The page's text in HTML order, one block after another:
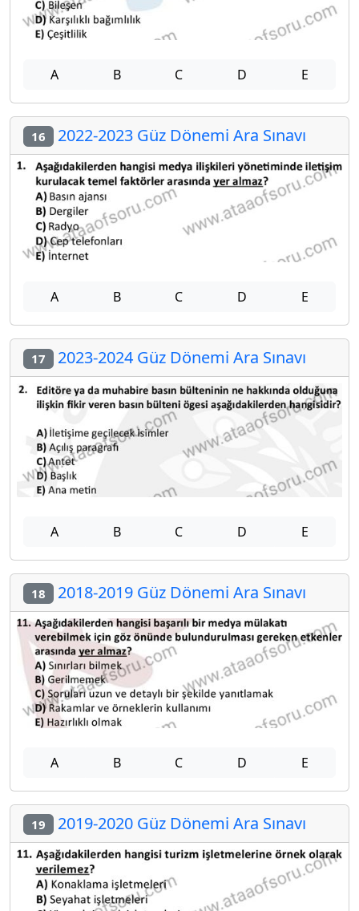
A B C D E
16 2022-2023 Güz Dönemi Ara Sınavı
A B C D E
17 2023-2024 Güz Dönemi Ara Sınavı
A B C D E
18 2018-2019 Güz Dönemi Ara Sınavı
A B C D E
19 2019-2020 Güz Dönemi Ara Sınavı